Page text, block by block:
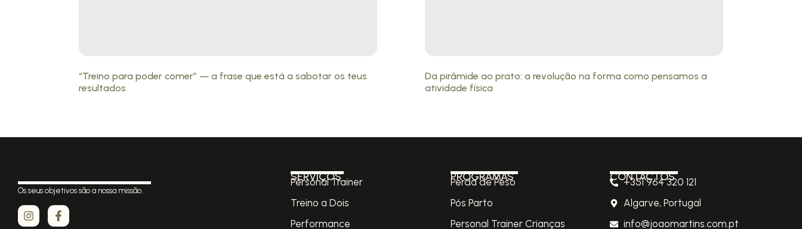
“Treino para poder comer” — a frase que está a sabotar os teus
resultados
Da pirâmide ao prato: a revolução na forma como pensamos a
atividade física
Os seus objetivos são a nossa missão.
SERVIÇOS
Personal Trainer
Treino a Dois
Performance
PROGRAMAS
Perda de Peso
Pós Parto
Personal Trainer Crianças
CONTACTOS
+351 964 320 121
Algarve, Portugal
info@joaomartins.com.pt